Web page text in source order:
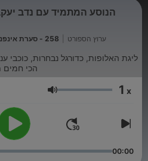
הנוסע המתמיד עם נדב
ערוץ הספורט 258 - סערת אינפנטינו רחוקה מסיום
ליגת האלופות, כדורגל נבחרות, כוכבי
הכי חמים
Ses 1 x
00:00